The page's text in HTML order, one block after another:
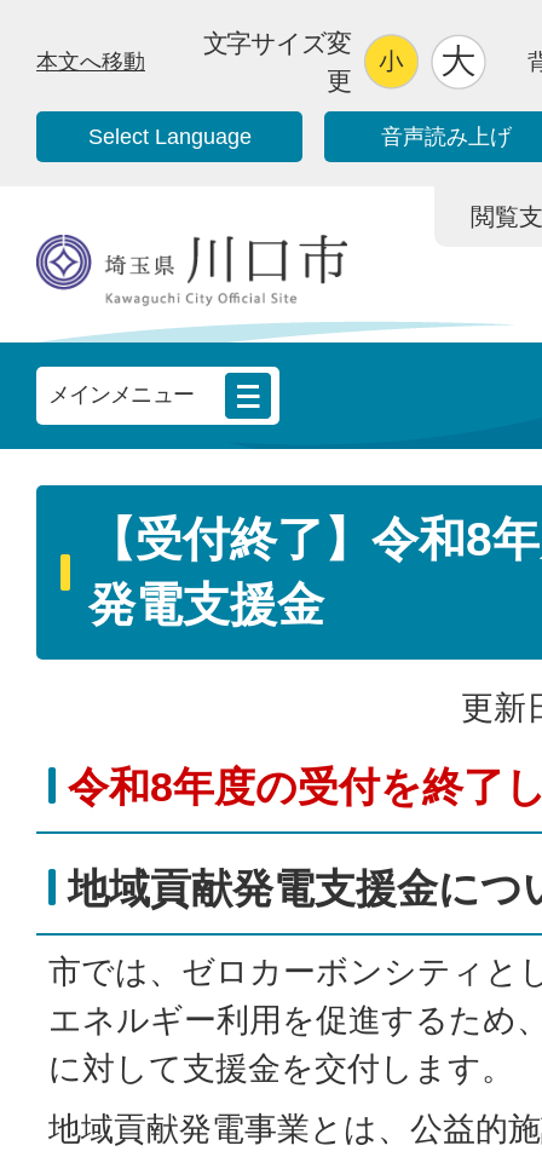
本文へ移動
文字サイズ変
更
Select Language 音声読み上げ
閲覧
メインメニュー
【受付終了】令和8
発電支援金
更新
令和8年度の受付を終了
地域貢献発電支援金につ
市では、ゼロカーボンシティと
エネルギー利用を促進するため
に対して支援金を交付します。
地域貢献発電事業とは、公益的